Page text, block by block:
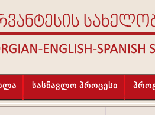
სასწავლო პროცესი